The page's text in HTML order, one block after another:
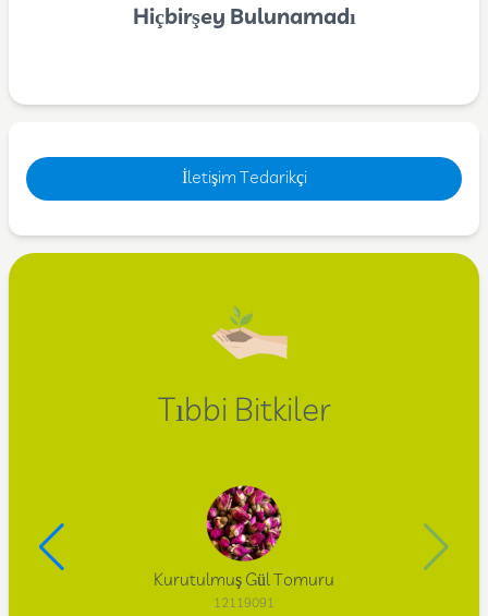
Hiçbirşey Bulunamadı
İletişim Tedarikçi
Tıbbi Bitkiler
Kurutulmuş Gül Tomuru
12119091